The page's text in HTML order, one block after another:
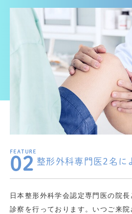
02 整形外科専門医2名に
日本整形外科学会認定専門医の院
診察を行っております。いつご来